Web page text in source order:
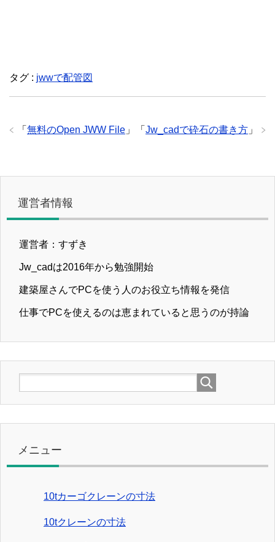
タグ : jwwで配管図
「 Jw_cadで砕石の書き方 」
「 無料のOpen JWW File 」
運営者情報
運営者：すずき
Jw_cadは2016年から勉強開始
建築屋さんでPCを使う人のお役立ち情報を発信
仕事でPCを使えるのは恵まれていると思うのが持論
メニュー
10tカーゴクレーンの寸法
10tクレーンの寸法